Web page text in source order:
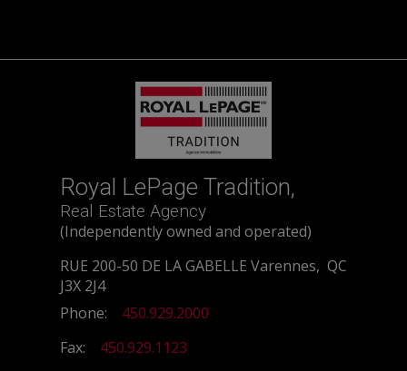
Royal LePage Tradition,
Real Estate Agency
(Independently owned and operated)
RUE 200-50 DE LA GABELLE Varennes, QC
J3X 2J4
Phone:
450.929.2000
Fax:
450.929.1123